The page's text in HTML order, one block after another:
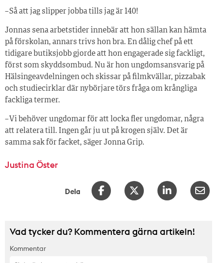
– Så att jag slipper jobba tills jag är 140!
Jonnas sena arbetstider innebär att hon sällan kan hämta
på förskolan, annars trivs hon bra. En dålig chef på ett
tidigare butiksjobb gjorde att hon engagerade sig fackligt,
först som skyddsombud. Nu är hon ungdomsansvarig på
Hälsingeavdelningen och skissar på filmkvällar, pizzabak
och studiecirklar där nybörjare törs fråga om krångliga
fackliga termer.
– Vi behöver ungdomar för att locka fler ungdomar, några
att relatera till. Ingen går ju ut på krogen själv. Det är
samma sak för facket, säger Jonna Grip.
Justina Öster
Dela
Vad tycker du? Kommentera gärna artikeln!
Kommentar